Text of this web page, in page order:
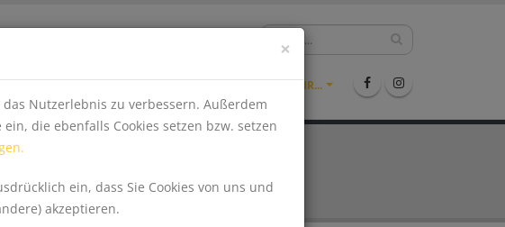
×
Nutzerlebnis zu verbessern. Außerdem
die ebenfalls Cookies setzen bzw. setzen
ein, dass Sie Cookies von uns und
akzeptieren.
EVENTS STELLENMARKT MEHR...